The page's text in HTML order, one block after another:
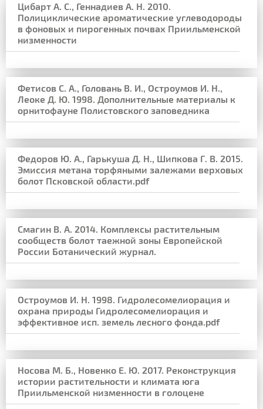
Цибарт А. С., Геннадиев А. Н. 2010.
Полициклические ароматические углеводороды
в фоновых и пирогенных почвах Приильменской
низменности
Фетисов С. А., Головань В. И., Остроумов И. Н.,
Леоке Д. Ю. 1998. Дополнительные материалы к
орнитофауне Полистовского заповедника
Федоров Ю. А., Гарькуша Д. Н., Шипкова Г. В. 2015.
Эмиссия метана торфяными залежами верховых
болот Псковской области.pdf
Смагин В. А. 2014. Комплексы растительным
сообществ болот таежной зоны Европейской
России Ботанический журнал.
Остроумов И. Н. 1998. Гидролесомелиорация и
охрана природы Гидролесомелиорация и
эффективное исп. земель лесного фонда.pdf
Носова М. Б., Новенко Е. Ю. 2017. Реконструкция
истории растительности и климата юга
Приильменской низменности в голоцене